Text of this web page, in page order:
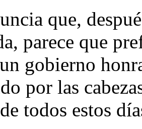
que, después
parece que
gobierno
por las
todos estos